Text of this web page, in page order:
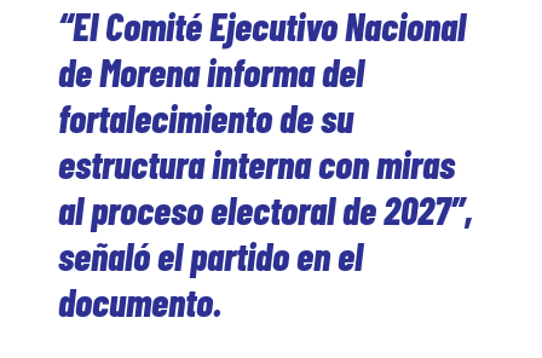
“El Comité Ejecutivo Nacional
de Morena informa del
fortalecimiento de su
estructura interna con miras
al proceso electoral de 2027”,
señaló el partido en el
documento.